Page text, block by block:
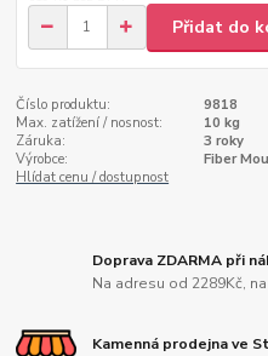
Přidat do
Číslo produktu:
9818
Max. zatížení / nosnost:
10 kg
Záruka:
3 roky
Výrobce:
Fiber
Hlídat cenu / dostupnost
Doprava ZDARMA při
Na adresu od 2289Kč,
Kamenná prodejna ve